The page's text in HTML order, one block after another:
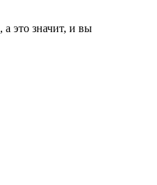
, а это значит, и вы